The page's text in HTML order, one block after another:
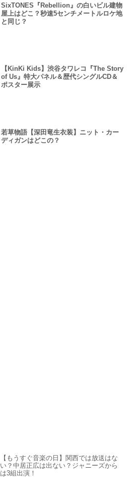
SixTONES『Rebellion』の白いビル建物
屋上はどこ？秒速5センチメートルロケ地
と同じ？
【KinKi Kids】渋谷タワレコ『The Story
of Us』特大パネル＆歴代シングルCD＆
ポスター展示
若草物語【深田竜生衣装】ニット・カー
ディガンはどこの？
【もうすぐ音楽の日】関西では放送はな
い？中居正広は出ない？ジャニーズから
は3組出演！